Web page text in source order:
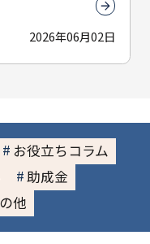
2026年06月02日
お役立ちコラム
助成金
他